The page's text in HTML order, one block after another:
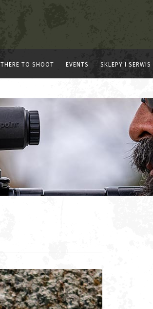
THERE TO SHOOT EVENTS SKLEPY I SERWIS